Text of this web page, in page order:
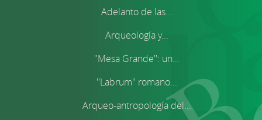
Adelanto de las...
Arqueología y...
''Mesa Grande'': un...
''Labrum'' romano...
Arqueo-antropología del...